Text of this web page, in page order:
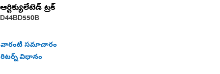
ఆర్టిక్యులేటెడ్ ట్రక్
D44BD550B
వారంటీ సమాచారం
రిటర్న్ విధానం